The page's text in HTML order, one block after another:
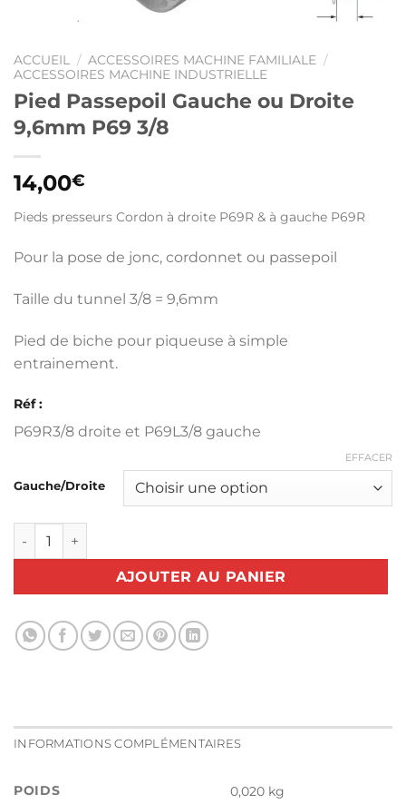
ACCUEIL / ACCESSOIRES MACHINE FAMILIALE /
ACCESSOIRES MACHINE INDUSTRIELLE
Pied Passepoil Gauche ou Droite
9,6mm P69 3/8
14,00€
Pieds presseurs Cordon à droite P69R & à gauche P69R
Pour la pose de jonc, cordonnet ou passepoil
Taille du tunnel 3/8 = 9,6mm
Pied de biche pour piqueuse à simple
entrainement.
Réf :
P69R3/8 droite et P69L3/8 gauche
Gauche/Droite
EFFACER
quantité de Pied Passepoil Gauche ou Droite 9,6mm P69
AJOUTER AU PANIER
INFORMATIONS COMPLÉMENTAIRES
POIDS 0,020 kg